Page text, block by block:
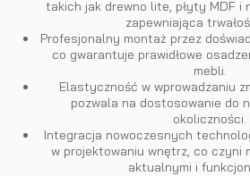
takich jak drewno lite, płyty MDF i
zapewniająca
Profesjonalny montaż przez
co gwarantuje prawidłowe
mebli.
Elastyczność w wprowadzaniu
pozwala na dostosowanie do
okoliczności.
Integracja nowoczesnych
w projektowaniu wnętrz, co czyni
aktualnymi i